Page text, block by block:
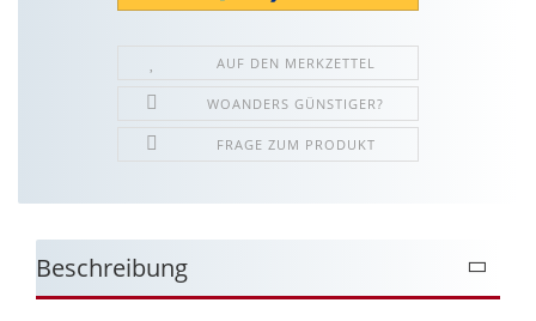
AUF DEN MERKZETTEL
WOANDERS GÜNSTIGER?
FRAGE ZUM PRODUKT
Beschreibung